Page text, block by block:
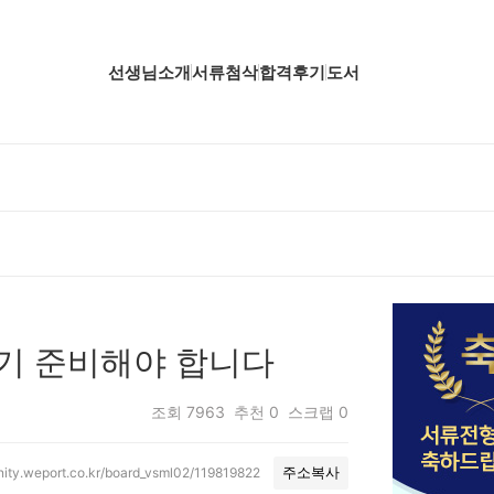
선생님소개서류첨삭합격후기 도서
심분석
소서 핵심분석
준비해야 합니다
조회 7963 추천 0 스크랩 0
board_vsml02/119819822 주소복사